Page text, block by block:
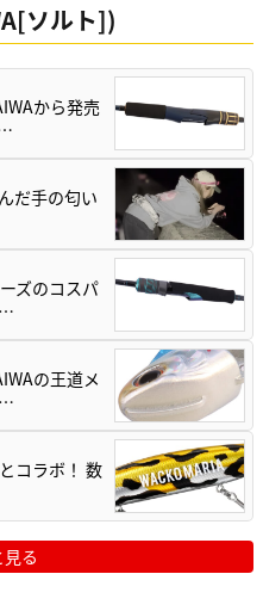
ソルト])
から発売
だ手の匂い
ズのコスパ
の王道メ
コラボ！ 数
る